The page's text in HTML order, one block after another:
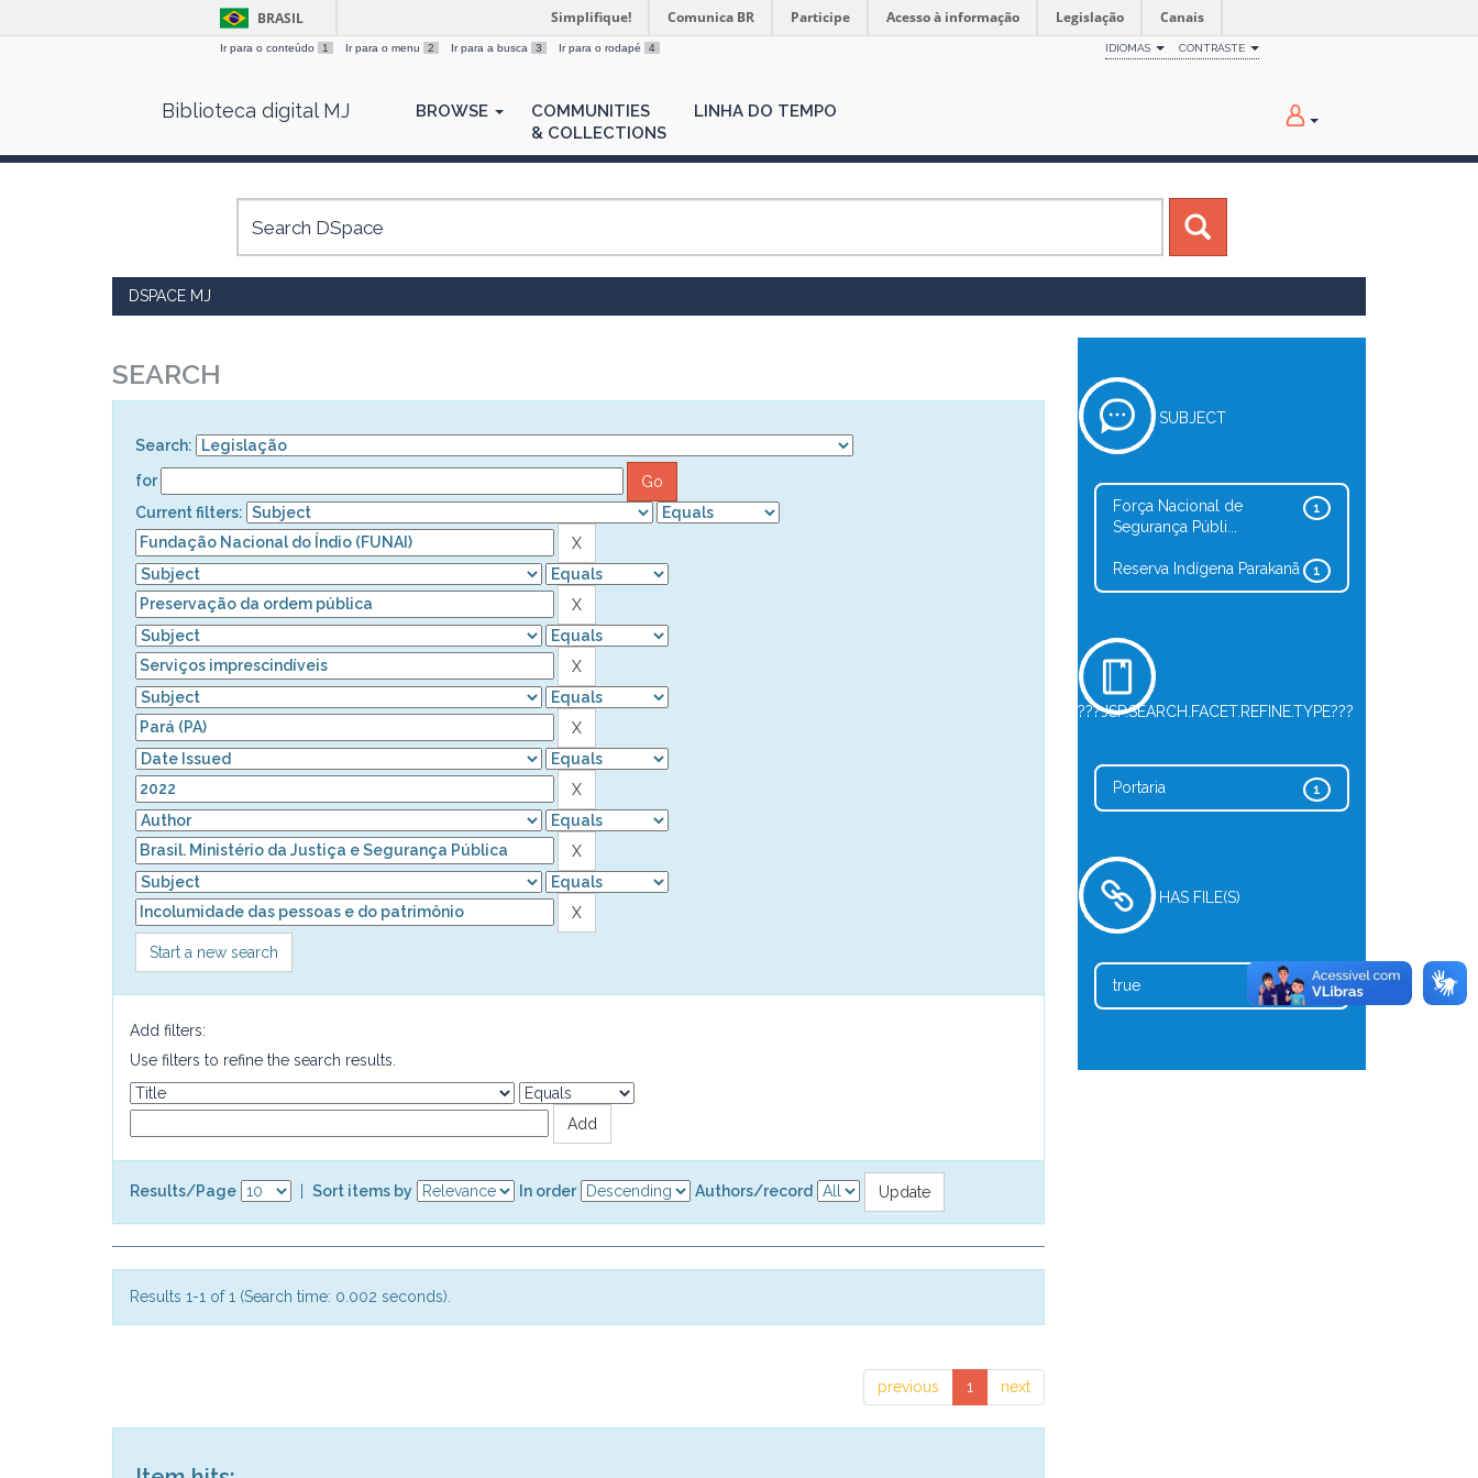
BRASIL Simplifique! Comunica BR Participe Acesso à informação Legislação Canais
Ir para o conteúdo 1 Ir para o menu 2 Ir para a busca 3 Ir para o rodapé 4 IDIOMAS CONTRASTE
Biblioteca digital MJ BROWSE
COMMUNITIES
& COLLECTIONS
LINHA DO TEMPO
DSPACE MJ
SEARCH
Search:
for
Current filters:
Start a new search
Add filters:
Use filters to refine the search results.
Results/Page Sort items by In order Authors/record
Results 1-1 of 1 (Search time: 0.002 seconds).
previous 1 next
SUBJECT
1
Força Nacional de
Segurança Públi...
1
Reserva Indígena Parakanã
???JSP.SEARCH.FACET.REFINE.TYPE???
1
Portaria
HAS FILE(S)
1
true